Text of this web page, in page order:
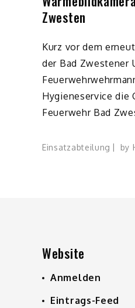
Zwesten
Kurz vor dem
der Bad Zwestener
Hygieneservice die
Feuerwehr Bad
Einsatzabteilung by
Website
Anmelden
Eintrags-Feed